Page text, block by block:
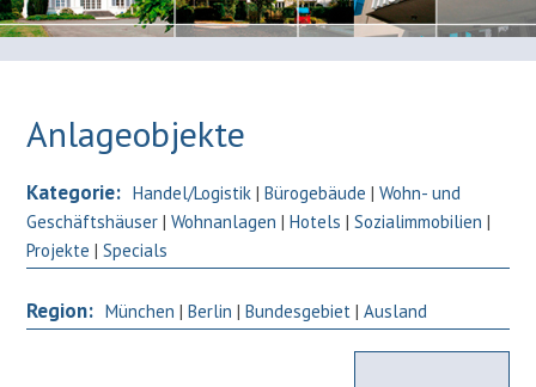
Anlageobjekte
Kategorie: Handel/Logistik |Bürogebäude |Wohn- und
Geschäftshäuser |Wohnanlagen |Hotels |Sozialimmobilien |
Projekte |Specials
Region: München |Berlin |Bundesgebiet |Ausland